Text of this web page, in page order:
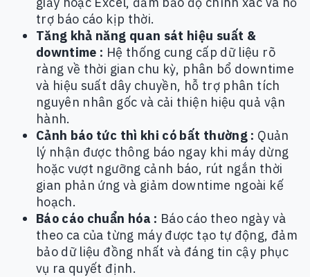
trợ báo cáo kịp thời.
Tăng khả năng quan sát hiệu suất &
downtime : Hệ thống cung cấp dữ liệu rõ
ràng về thời gian chu kỳ, phân bổ downtime
và hiệu suất dây chuyền, hỗ trợ phân tích
nguyên nhân gốc và cải thiện hiệu quả vận
hành.
Cảnh báo tức thì khi có bất thường : Quản
lý nhận được thông báo ngay khi máy dừng
hoặc vượt ngưỡng cảnh báo, rút ngắn thời
gian phản ứng và giảm downtime ngoài kế
hoạch.
Báo cáo chuẩn hóa : Báo cáo theo ngày và
theo ca của từng máy được tạo tự động, đảm
bảo dữ liệu đồng nhất và đáng tin cậy phục
vụ ra quyết định.